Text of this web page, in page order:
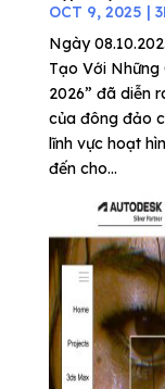
OCT 9, 2025 |
Ngày
Tạo Với Những
2026” đã diễn
của đông đảo
lĩnh vực hoạt
đến cho...